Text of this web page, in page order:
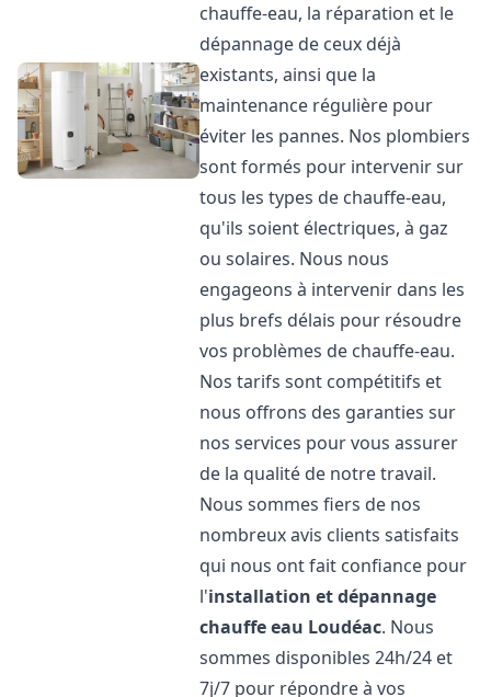
chauffe-eau, la réparation et le
dépannage de ceux déjà
existants, ainsi que la
maintenance régulière pour
éviter les pannes. Nos plombiers
sont formés pour intervenir sur
tous les types de chauffe-eau,
qu'ils soient électriques, à gaz
ou solaires. Nous nous
engageons à intervenir dans les
plus brefs délais pour résoudre
vos problèmes de chauffe-eau.
Nos tarifs sont compétitifs et
nous offrons des garanties sur
nos services pour vous assurer
de la qualité de notre travail.
Nous sommes fiers de nos
nombreux avis clients satisfaits
qui nous ont fait confiance pour
l'installation et dépannage
chauffe eau Loudéac. Nous
sommes disponibles 24h/24 et
7j/7 pour répondre à vos